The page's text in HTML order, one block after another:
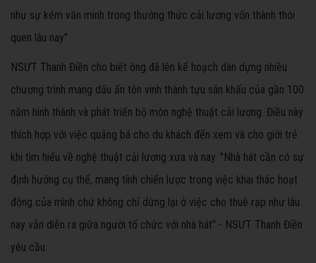
như sự kém văn minh trong thưởng thức cải lương vốn thành thói
quen lâu nay".
NSƯT Thanh Điền cho biết ông đã lên kế hoạch dàn dựng nhiều
chương trình mang dấu ấn tôn vinh thành tựu sân khấu của gần 100
năm hình thành và phát triển bộ môn nghệ thuật cải lương. Điều này
thích hợp với việc quảng bá cho du khách đến xem và cho giới trẻ
khi tìm hiểu về nghệ thuật cải lương xưa và nay. "Nhà hát cần có sự
định hướng cụ thể, mang tính chiến lược trong việc khai thác hoạt
động của mình chứ không chỉ dừng lại ở việc cho thuê rạp như lâu
nay vẫn diễn ra giữa người tổ chức với nhà hát" - NSƯT Thanh Điền
yêu cầu.